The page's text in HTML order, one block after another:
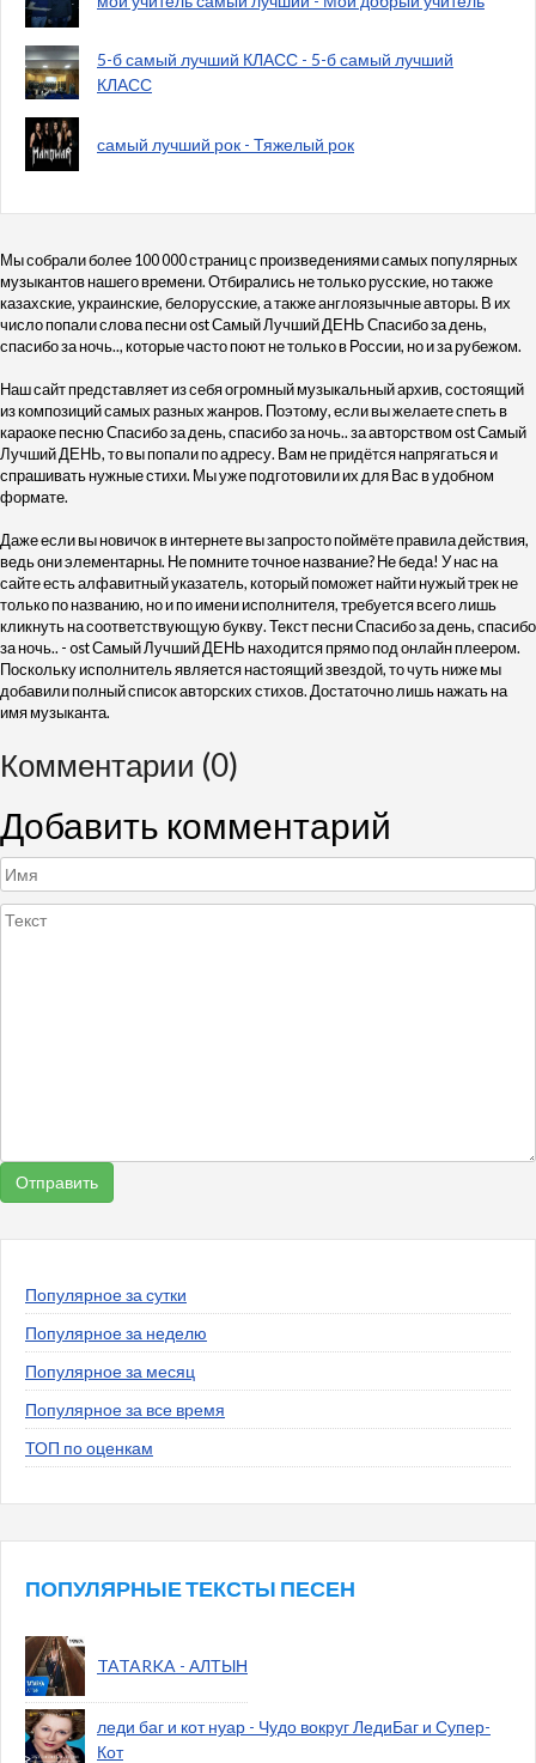
5-б самый лучший КЛАСС - 5-б самый лучший
КЛАСС
самый лучший рок - Тяжелый рок
Мы собрали более 100 000 страниц с произведениями самых популярных
музыкантов нашего времени. Отбирались не только русские, но также
казахские, украинские, белорусские, а также англоязычные авторы. В их
число попали слова песни ost Самый Лучший ДЕНЬ Спасибо за день,
спасибо за ночь.., которые часто поют не только в России, но и за рубежом.
Наш сайт представляет из себя огромный музыкальный архив, состоящий
из композиций самых разных жанров. Поэтому, если вы желаете спеть в
караоке песню Спасибо за день, спасибо за ночь.. за авторством ost Самый
Лучший ДЕНЬ, то вы попали по адресу. Вам не придётся напрягаться и
спрашивать нужные стихи. Мы уже подготовили их для Вас в удобном
формате.
Даже если вы новичок в интернете вы запросто поймёте правила действия,
ведь они элементарны. Не помните точное название? Не беда! У нас на
сайте есть алфавитный указатель, который поможет найти нужый трек не
только по названию, но и по имени исполнителя, требуется всего лишь
кликнуть на соответствующую букву. Текст песни Спасибо за день, спасибо
за ночь.. - ost Самый Лучший ДЕНЬ находится прямо под онлайн плеером.
Поскольку исполнитель является настоящий звездой, то чуть ниже мы
добавили полный список авторских стихов. Достаточно лишь нажать на
имя музыканта.
Комментарии (0)
Добавить комментарий
Популярное за сутки
Популярное за неделю
Популярное за месяц
Популярное за все время
ТОП по оценкам
ПОПУЛЯРНЫЕ ТЕКСТЫ ПЕСЕН
TATARKA - АЛТЫН
леди баг и кот нуар - Чудо вокруг ЛедиБаг и Супер-
Кот